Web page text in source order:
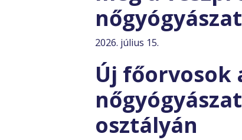
2026. július 15.
Új főorvosok
osztályán